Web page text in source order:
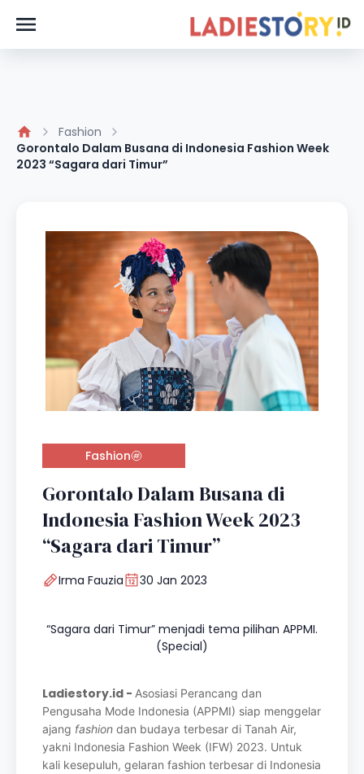
Fashion
Gorontalo Dalam Busana di Indonesia Fashion Week
2023 “Sagara dari Timur”
Fashion
Gorontalo Dalam Busana di
Indonesia Fashion Week 2023
“Sagara dari Timur”
Irma Fauzia 30 Jan 2023
“Sagara dari Timur” menjadi tema pilihan APPMI.
(Special)
Ladiestory.id - Asosiasi Perancang dan
Pengusaha Mode Indonesia (APPMI) siap menggelar
ajang fashion dan budaya terbesar di Tanah Air,
yakni Indonesia Fashion Week (IFW) 2023. Untuk
kali kesepuluh, gelaran fashion terbesar di Indonesia